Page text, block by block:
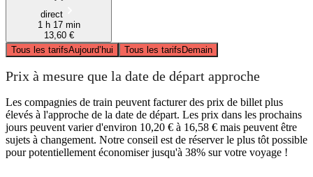
direct
1 h 17 min
13,60 €
Tous les tarifsAujourd’hui Tous les tarifsDemain
Prix à mesure que la date de départ approche
Les compagnies de train peuvent facturer des prix de billet plus
élevés à l'approche de la date de départ. Les prix dans les prochains
jours peuvent varier d'environ 10,20 € à 16,58 € mais peuvent être
sujets à changement. Notre conseil est de réserver le plus tôt possible
pour potentiellement économiser jusqu'à 38% sur votre voyage !